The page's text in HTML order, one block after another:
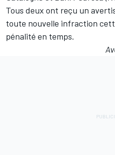
Tous deux ont reçu un
toute nouvelle infraction
pénalité en temps.